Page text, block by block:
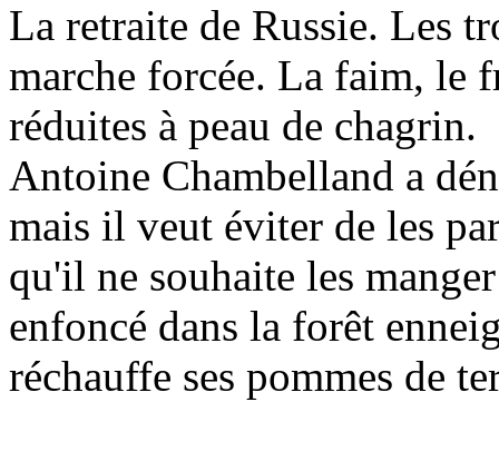
La retraite de Russie. Les
marche forcée. La faim, le
réduites à peau de chagrin.
Antoine Chambelland a
mais il veut éviter de les
qu'il ne souhaite les
enfoncé dans la forêt
réchauffe ses pommes de